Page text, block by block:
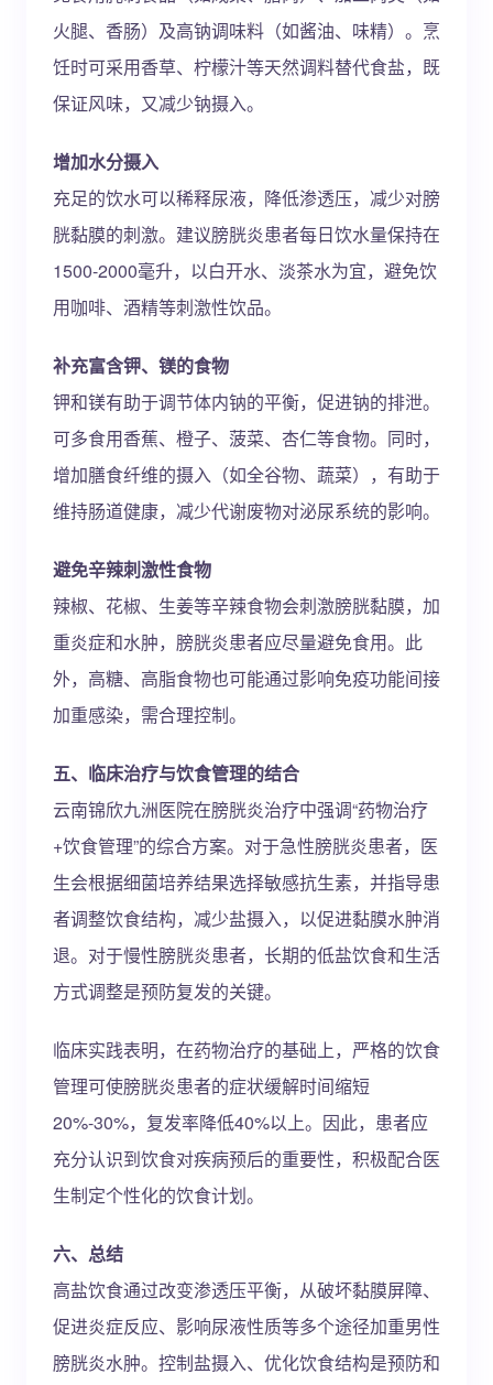
火腿、香肠）及高钠调味料（如酱油、味精）。烹
饪时可采用香草、柠檬汁等天然调料替代食盐，既
保证风味，又减少钠摄入。
增加水分摄入
充足的饮水可以稀释尿液，降低渗透压，减少对膀
胱黏膜的刺激。建议膀胱炎患者每日饮水量保持在
1500-2000毫升，以白开水、淡茶水为宜，避免饮
用咖啡、酒精等刺激性饮品。
补充富含钾、镁的食物
钾和镁有助于调节体内钠的平衡，促进钠的排泄。
可多食用香蕉、橙子、菠菜、杏仁等食物。同时，
增加膳食纤维的摄入（如全谷物、蔬菜），有助于
维持肠道健康，减少代谢废物对泌尿系统的影响。
避免辛辣刺激性食物
辣椒、花椒、生姜等辛辣食物会刺激膀胱黏膜，加
重炎症和水肿，膀胱炎患者应尽量避免食用。此
外，高糖、高脂食物也可能通过影响免疫功能间接
加重感染，需合理控制。
五、临床治疗与饮食管理的结合
云南锦欣九洲医院在膀胱炎治疗中强调“药物治疗
+饮食管理”的综合方案。对于急性膀胱炎患者，医
生会根据细菌培养结果选择敏感抗生素，并指导患
者调整饮食结构，减少盐摄入，以促进黏膜水肿消
退。对于慢性膀胱炎患者，长期的低盐饮食和生活
方式调整是预防复发的关键。
临床实践表明，在药物治疗的基础上，严格的饮食
管理可使膀胱炎患者的症状缓解时间缩短
20%-30%，复发率降低40%以上。因此，患者应
充分认识到饮食对疾病预后的重要性，积极配合医
生制定个性化的饮食计划。
六、总结
高盐饮食通过改变渗透压平衡，从破坏黏膜屏障、
促进炎症反应、影响尿液性质等多个途径加重男性
膀胱炎水肿。控制盐摄入、优化饮食结构是预防和